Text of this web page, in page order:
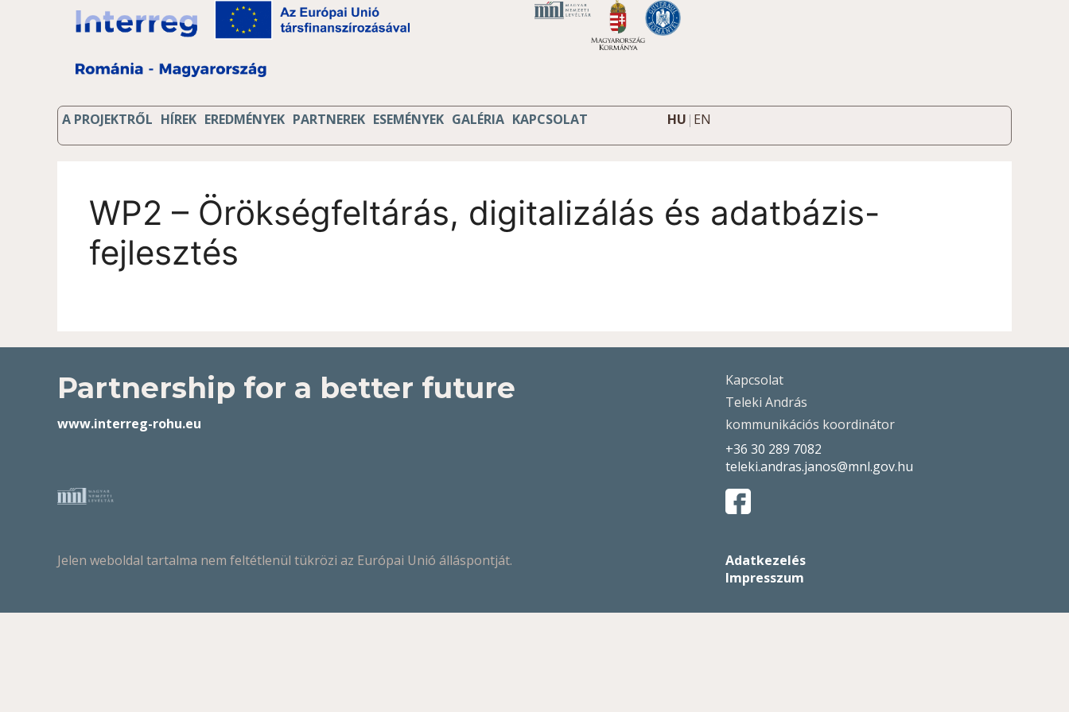
A PROJEKTRŐL HÍREK EREDMÉNYEK PARTNEREK ESEMÉNYEK GALÉRIA KAPCSOLAT HU | EN
WP2 – Örökségfeltárás, digitalizálás és adatbázis-
fejlesztés
Partnership for a better future
www.interreg-rohu.eu
Kapcsolat
Teleki András
kommunikációs koordinátor
+36 30 289 7082
teleki.andras.janos@mnl.gov.hu
Jelen weboldal tartalma nem feltétlenül tükrözi az Európai Unió álláspontját.
Adatkezelés
Impresszum